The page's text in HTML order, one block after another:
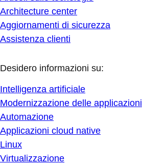
Architecture center
Aggiornamenti di sicurezza
Assistenza clienti
Desidero informazioni su:
Intelligenza artificiale
Modernizzazione delle applicazioni
Automazione
Applicazioni cloud native
Linux
Virtualizzazione